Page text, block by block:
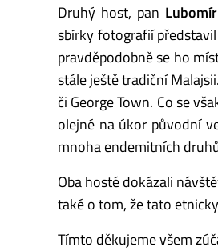
Druhý host, pan
sbírky fotografií
pravděpodobně se ho
stále ještě tradiční
či George Town. Co se
olejné na úkor původní
mnoha endemitních
Oba hosté dokázali
také o tom, že tato
Tímto děkujeme všem